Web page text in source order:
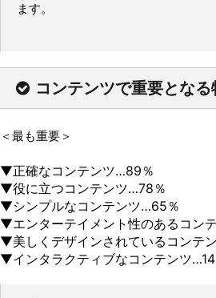
ます。
コンテンツで重要となる
＜最も重要＞
▼正確なコンテンツ…89％
▼役に立つコンテンツ…78％
▼シンプルなコンテンツ…65％
▼エンターテイメント性のあるコン
▼美しくデザインされているコンテ
▼インタラクティブなコンテンツ